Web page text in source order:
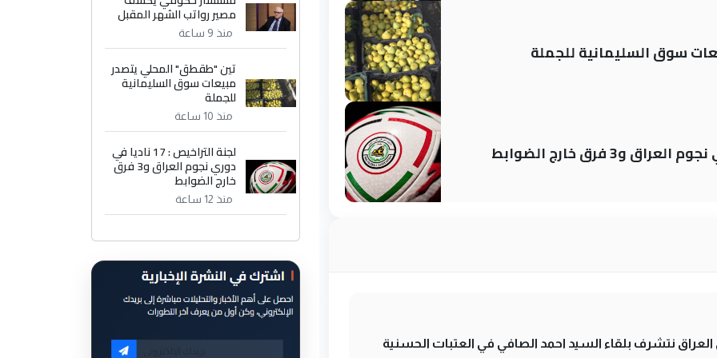
سوق السليمانية للجملة
العراق نتشرف بلقاء السيد احمد الصافي في العتبات الحسنية
مصير رواتب الشهر المقبل
منذ 9 ساعة
تين "طقطق" المحلي يتصدر
مبيعات سوق السليمانية
للجملة
منذ 10 ساعة
لجنة التراخيص : 17 ناديا في
دوري نجوم العراق و3 فرق
خارج الضوابط
منذ 12 ساعة